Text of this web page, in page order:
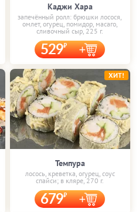
Каджи Хара
запечённый ролл: брюшки лосося,
омлет, огурец, помидор, масаго,
сливочный сыр, 225 г.
529
Темпура
лосось, креветка, огурец, соус
спайси; в кляре, 270 г.
679
ХИТ!